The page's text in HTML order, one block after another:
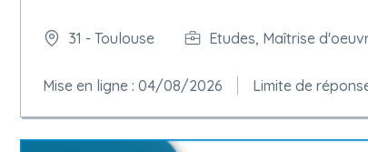
31 - Toulouse Etudes, Maîtrise
Mise en ligne : 04/08/2026 Limite de